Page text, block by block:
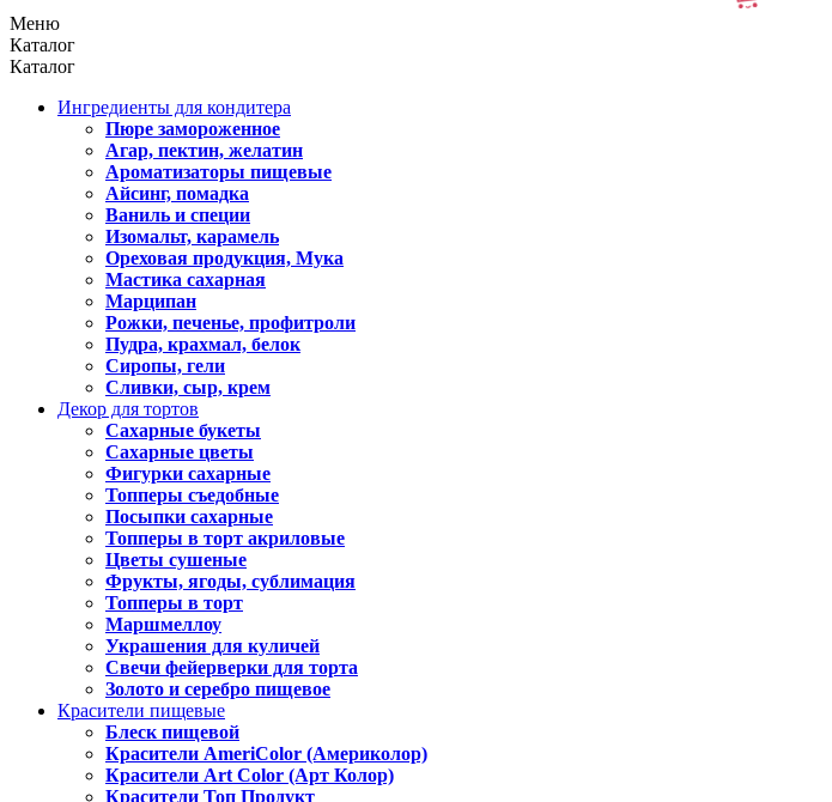
Меню
Каталог
Каталог
Ингредиенты для кондитера
Пюре замороженное
Агар, пектин, желатин
Ароматизаторы пищевые
Айсинг, помадка
Ваниль и специи
Изомальт, карамель
Ореховая продукция, Мука
Мастика сахарная
Марципан
Рожки, печенье, профитроли
Пудра, крахмал, белок
Сиропы, гели
Сливки, сыр, крем
Декор для тортов
Сахарные букеты
Сахарные цветы
Фигурки сахарные
Топперы съедобные
Посыпки сахарные
Топперы в торт акриловые
Цветы сушеные
Фрукты, ягоды, сублимация
Топперы в торт
Маршмеллоу
Украшения для куличей
Свечи фейерверки для торта
Золото и серебро пищевое
Красители пищевые
Блеск пищевой
Красители AmeriColor (Америколор)
Красители Art Color (Арт Колор)
Красители Топ Продукт